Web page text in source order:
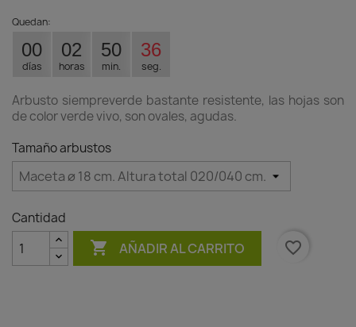
Quedan:
00
días
02
horas
50
min.
35
seg.
Arbusto siempreverde bastante resistente, las hojas son
de color verde vivo, son ovales, agudas.
Tamaño arbustos
Cantidad
 AÑADIR AL CARRITO favorite_border